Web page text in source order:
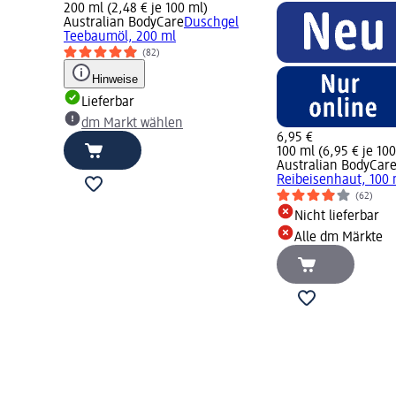
200 ml (2,48 € je 100 ml)
Australian BodyCareDuschgel
Teebaumöl, 200 ml
(82)
Hinweise
Lieferbar
dm Markt wählen
6,95 €
100 ml (6,95 € je
Australian BodyCare
Reibeisenhaut, 100
(62)
Nicht lieferbar
Alle dm Märkte